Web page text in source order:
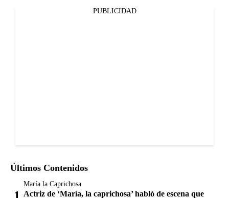
PUBLICIDAD
Últimos Contenidos
María la Caprichosa
Actriz de ‘María, la caprichosa’ habló de escena que